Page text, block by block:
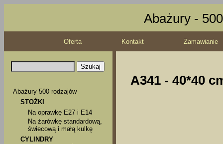
Abażury -
Oferta Kontakt Zamawianie
Abażury 500 rodzajów
STOŻKI
Na oprawkę E27 i E14
Na żarówkę standardową,
świecową i małą kulkę
CYLINDRY
A341 - 40*40